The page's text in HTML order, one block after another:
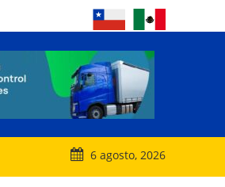
6 agosto, 2026